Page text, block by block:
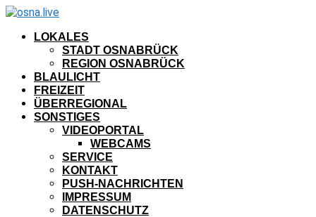
LOKALES
STADT OSNABRÜCK
REGION OSNABRÜCK
BLAULICHT
FREIZEIT
ÜBERREGIONAL
SONSTIGES
VIDEOPORTAL
WEBCAMS
SERVICE
KONTAKT
PUSH-NACHRICHTEN
IMPRESSUM
DATENSCHUTZ